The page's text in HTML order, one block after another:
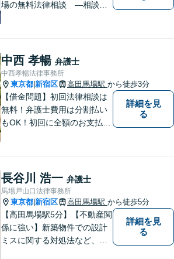
場の無料法律相談 ―相談す
中西 孝暢 弁護士
中西孝暢法律事務所
東京都 新宿区 高田馬場駅 から徒歩3分
【借金問題】初回法律相談は
無料！弁護士費用は分割払い
もOK！初回に全額のお支払い
な解決策をご提示。【交通事
故】初回法律相談は無料！保
険会社の窓口となり、円滑な
交渉へ。
詳細を見
る
長谷川 浩一 弁護士
馬場戸山口法律事務所
東京都 新宿区 高田馬場駅 から徒歩5分
【高田馬場駅5分】【不動産関
係に強い】新築物件での設計
ミスに関する対処法など、専
詳細を見
る